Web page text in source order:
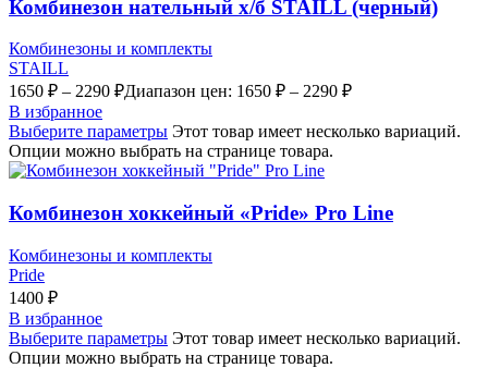
Комбинезон нательный х/б STAILL (черный)
Комбинезоны и комплекты
STAILL
1650 ₽ – 2290 ₽Диапазон цен: 1650 ₽ – 2290 ₽
В избранное
Выберите параметры Этот товар имеет несколько вариаций.
Опции можно выбрать на странице товара.
Комбинезон хоккейный «Pride» Pro Line
Комбинезоны и комплекты
Pride
1400 ₽
В избранное
Выберите параметры Этот товар имеет несколько вариаций.
Опции можно выбрать на странице товара.